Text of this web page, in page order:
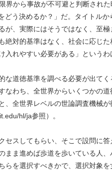
界から事故が不可避と判断され
どう決めるか？」だ。タイトル
が、実際にはそうではなく、至
絶対的基準はなく、社会に応じ
入れやすい必要がある」というわ
な道徳基準を調べる必要が出て
なわち、全世界からいくつかの
、全世界レベルの世論調査機械
hl/ja参照）。
セスしてもらい、そこで設問に
まま進めば歩道を歩いている人
らを選択すべきかで、選択対象